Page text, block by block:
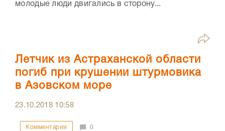
молодые люди двигались в сторону...
Летчик из Астраханской области
погиб при крушении штурмовика
в Азовском море
23.10.2018 10:58
Комментарии 0